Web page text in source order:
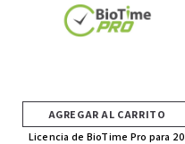
AGREGAR AL CARRITO
Licencia de BioTime Pro para 20